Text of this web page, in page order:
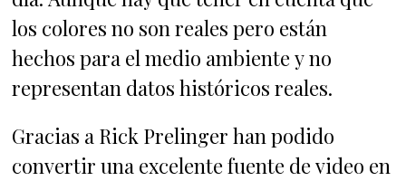
los colores no son reales pero están
hechos para el medio ambiente y no
representan datos históricos reales.
Gracias a Rick Prelinger han podido
convertir una excelente fuente de video en